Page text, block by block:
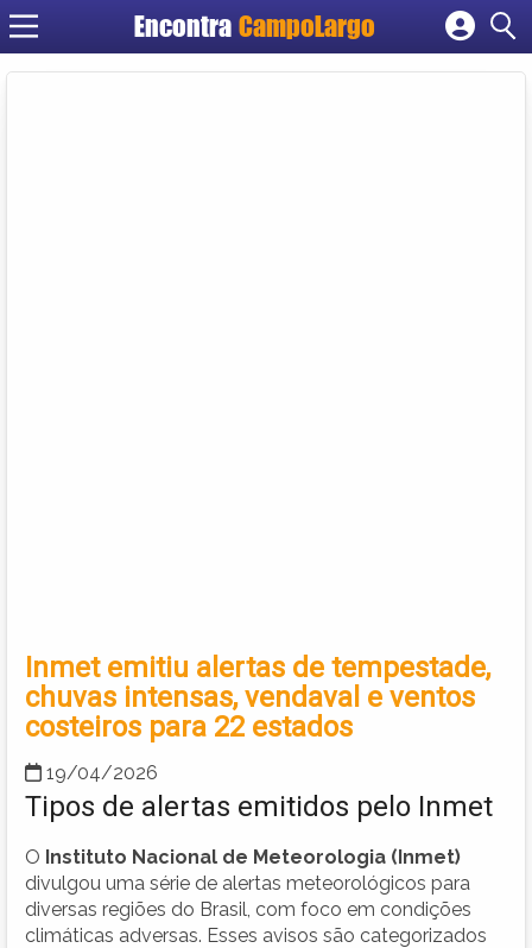
Encontra CampoLargo
Cadastrar empresa
Inmet emitiu alertas de tempestade,
chuvas intensas, vendaval e ventos
costeiros para 22 estados
19/04/2026
Tipos de alertas emitidos pelo Inmet
O Instituto Nacional de Meteorologia (Inmet)
divulgou uma série de alertas meteorológicos para
diversas regiões do Brasil, com foco em condições
climáticas adversas. Esses avisos são categorizados